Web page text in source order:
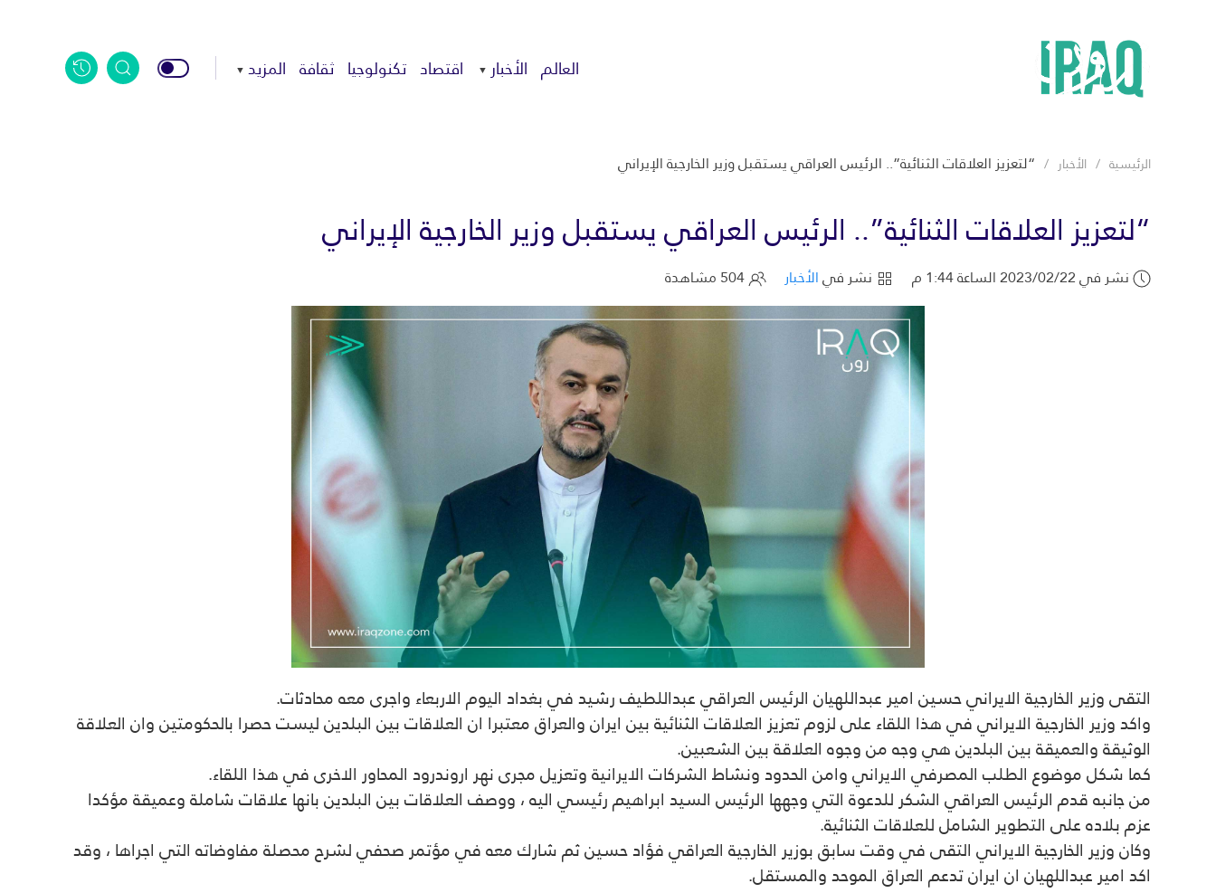
العالم الأخبار اقتصاد تكنولوجيا ثقافة المزيد
الرئيسية الأخبار “لتعزيز العلاقات الثنائية”.. الرئيس العراقي يستقبل وزير الخارجية الإيراني
“لتعزيز العلاقات الثنائية”.. الرئيس العراقي يستقبل وزير الخارجية الإيراني
نشر في 2023/02/22 الساعة 1:44 م نشر فيالأخبار
التقى وزير الخارجية الايراني حسين امير عبداللهيان الرئيس العراقي عبداللطيف رشيد في بغداد اليوم الاربعاء واجرى معه محادثات.
واكد وزير الخارجية الايراني في هذا اللقاء على لزوم تعزيز العلاقات الثنائية بين ايران والعراق معتبرا ان العلاقات بين البلدين ليست حصرا بالحكومتين وان العلاقة
الوثيقة والعميقة بين البلدين هي وجه من وجوه العلاقة بين الشعبين.
كما شكل موضوع الطلب المصرفي الايراني وامن الحدود ونشاط الشركات الايرانية وتعزيل مجرى نهر اروندرود المحاور الاخرى في هذا اللقاء.
من جانبه قدم الرئيس العراقي الشكر للدعوة التي وجهها الرئيس السيد ابراهيم رئيسي اليه ، ووصف العلاقات بين البلدين بانها علاقات شاملة وعميقة مؤكدا
عزم بلاده على التطوير الشامل للعلاقات الثنائية.
وكان وزير الخارجية الايراني التقى في وقت سابق بوزير الخارجية العراقي فؤاد حسين ثم شارك معه في مؤتمر صحفي لشرح محصلة مفاوضاته التي اجراها ، وقد
اكد امير عبداللهيان ان ايران تدعم العراق الموحد والمستقل.